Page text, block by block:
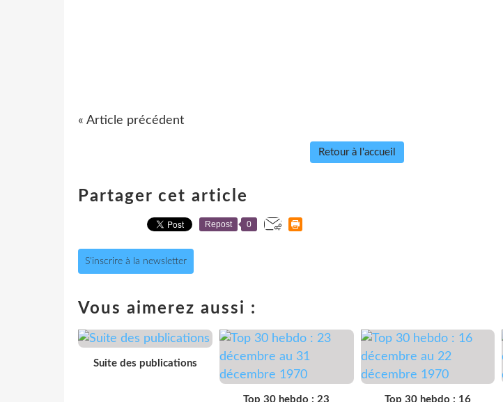
« Article précédent
Retour à l'accueil
Partager cet article
Repost 0
S'inscrire à la newsletter
Vous aimerez aussi :
Suite des publications
Top 30 hebdo : 23
Top 30 hebdo : 16